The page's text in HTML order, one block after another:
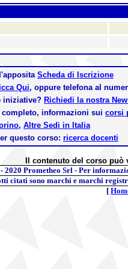
Scheda di Iscrizione
Qui, oppure telefona al
iniziative? Richiedi la nostra
completo, informazioni sui corsi
, Altre Sedi in Italia
questo corso: ricerca docenti
Il contenuto del corso
2020 Prometheo Srl - Per
citati sono marchi e marchi
[